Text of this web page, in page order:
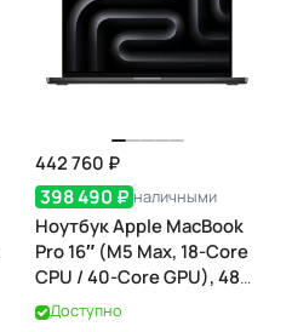
442 760 ₽
398 490 ₽ наличными
Ноутбук Apple MacBook
Pro 16″ (M5 Max, 18-Core
CPU / 40-Core GPU), 48
ГБ / 2 ТБ, Space Black
(чёрный космос)
Доступно